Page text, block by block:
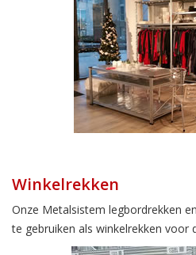
Winkelrekken
Onze Metalsistem legbordrekken
te gebruiken als winkelrekken voor